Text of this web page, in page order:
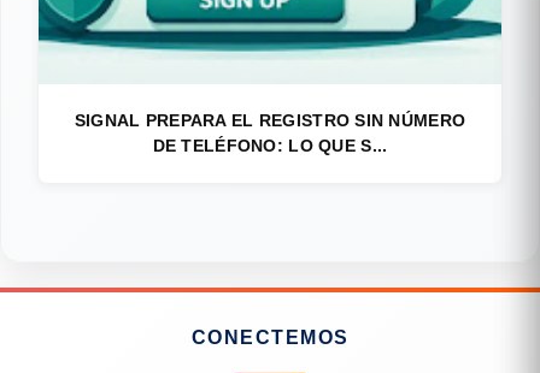
SIGNAL PREPARA EL REGISTRO SIN NÚMERO
DE TELÉFONO: LO QUE S...
CONECTEMOS